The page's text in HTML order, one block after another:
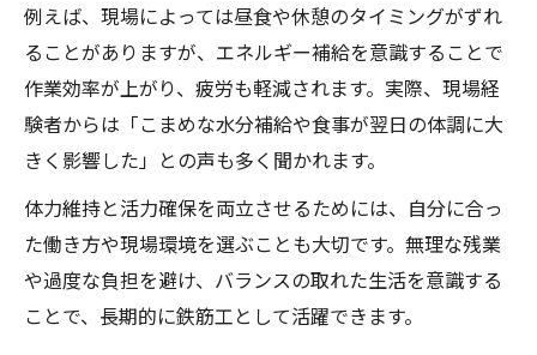
鉄筋工求人で高収入と活力を両立する秘訣
を紹介
未経験から独立まで鉄筋工求人のリアル
鉄筋工求人で未経験からスタートする安心
の理由
鉄筋工求人で独立を目指す人へのステップ
解説
未経験でも鉄筋工求人で活力を保つ働き方
とは
例えば、現場によっては昼食や休憩のタイミングがずれ
ることがありますが、エネルギー補給を意識することで
作業効率が上がり、疲労も軽減されます。実際、現場経
験者からは「こまめな水分補給や食事が翌日の体調に大
きく影響した」との声も多く聞かれます。
体力維持と活力確保を両立させるためには、自分に合っ
た働き方や現場環境を選ぶことも大切です。無理な残業
や過度な負担を避け、バランスの取れた生活を意識する
ことで、長期的に鉄筋工として活躍できます。